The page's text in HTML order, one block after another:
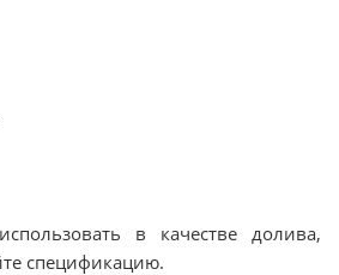
в качестве долива,
спецификацию.